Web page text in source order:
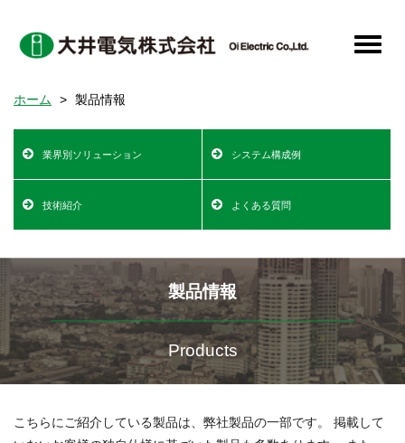
Toggle
ホーム 製品情報
Product
Information
Top
業界別ソリューション システム構成例
技術紹介 よくある質問
製品情報
Products
こちらにご紹介している製品は、弊社製品の一部です。 掲載して